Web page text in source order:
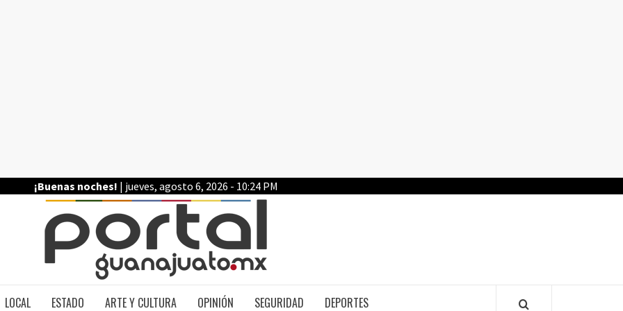
¡Buenas noches! | jueves, agosto 6, 2026 - 10:24 PM
LOCAL ESTADO ARTE Y CULTURA OPINIÓN SEGURIDAD DEPORTES